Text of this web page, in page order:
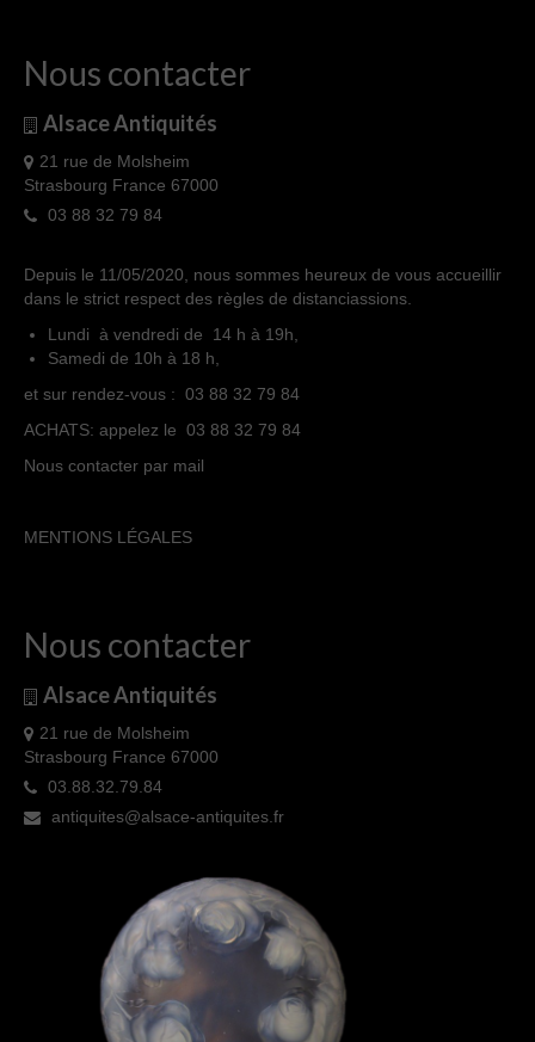
Nous contacter
Alsace Antiquités
21 rue de Molsheim
Strasbourg France 67000
03 88 32 79 84
Depuis le 11/05/2020, nous sommes heureux de vous accueillir
dans le strict respect des règles de distanciassions.
Lundi à vendredi de 14 h à 19h,
Samedi de 10h à 18 h,
et sur rendez-vous : 03 88 32 79 84
ACHATS: appelez le 03 88 32 79 84
Nous contacter par mail
MENTIONS LÉGALES
Nous contacter
Alsace Antiquités
21 rue de Molsheim
Strasbourg France 67000
03.88.32.79.84
antiquites@alsace-antiquites.fr